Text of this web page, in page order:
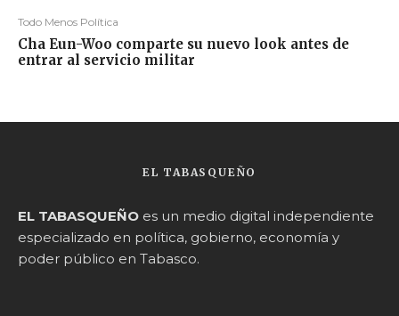
Todo Menos Política
Cha Eun-Woo comparte su nuevo look antes de
entrar al servicio militar
EL TABASQUEÑO
EL TABASQUEÑO es un medio digital independiente
especializado en política, gobierno, economía y
poder público en Tabasco.